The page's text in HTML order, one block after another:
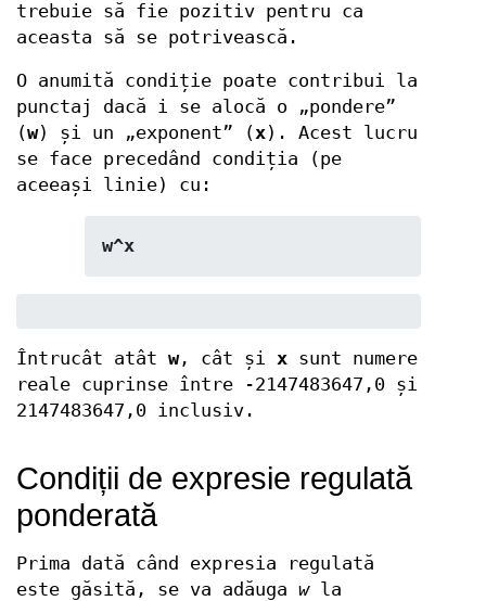
trebuie să fie pozitiv pentru ca
aceasta să se potrivească.
O anumită condiție poate contribui la
punctaj dacă i se alocă o „pondere”
(w) și un „exponent” (x). Acest lucru
se face precedând condiția (pe
aceeași linie) cu:
w^x
Întrucât atât w, cât și x sunt numere
reale cuprinse între -2147483647,0 și
2147483647,0 inclusiv.
Condiții de expresie regulată
ponderată
Prima dată când expresia regulată
este găsită, se va adăuga wla